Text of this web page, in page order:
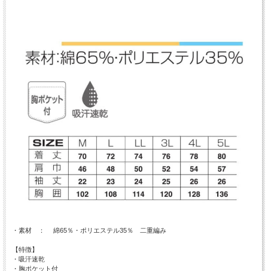
・素材 ： 綿65％・ポリエステル35％ 二重編み
【特徴】
・吸汗速乾
・胸ポケット付